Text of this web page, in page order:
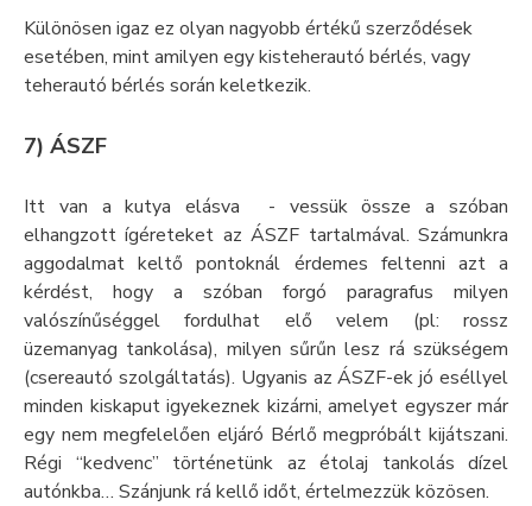
Különösen igaz ez olyan nagyobb értékű szerződések
esetében, mint amilyen egykisteherautó bérlés, vagy
teherautó bérlés során keletkezik.
7) ÁSZF
Itt van a kutya elásva - vessük össze a szóban
elhangzott ígéreteket az ÁSZF tartalmával. Számunkra
aggodalmat keltő pontoknál érdemes feltenni azt a
kérdést, hogy a szóban forgó paragrafus milyen
valószínűséggel fordulhat elő velem (pl: rossz
üzemanyag tankolása), milyen sűrűn lesz rá szükségem
(csereautó szolgáltatás). Ugyanis az ÁSZF-ek jó eséllyel
minden kiskaput igyekeznek kizárni, amelyet egyszer már
egy nem megfelelően eljáró Bérlő megpróbált kijátszani.
Régi “kedvenc” történetünk az étolaj tankolás dízel
autónkba… Szánjunk rá kellő időt, értelmezzük közösen.